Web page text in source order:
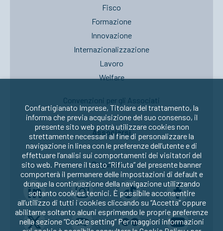
Fisco
Formazione
Innovazione
Internazionalizzazione
Lavoro
Welfare
Convenzioni per gli Associati
Associarsi
Seguici su:
Confartigianato Imprese, Titolare del trattamento, la
informa che previa acquisizione del suo consenso, il
presente sito web potrà utilizzare cookies non
strettamente necessari al fine di personalizzare la
navigazione in linea con le preferenze dell’utente e di
effettuare l’analisi sui comportamenti dei visitatori del
sito web. Premere il tasto “Rifiuta” del presente banner
comporterà il permanere delle impostazioni di default e
dunque la continuazione della navigazione utilizzando
soltanto cookies tecnici. È possibile acconsentire
all’utilizzo di tutti i cookies cliccando su “Accetta” oppure
abilitarne soltanto alcuni esprimendo le proprie preferenze
nella sezione “Cookie setting” Per maggiori informazioni